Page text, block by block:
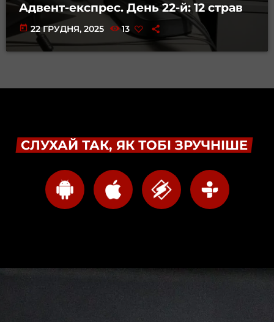
Адвент-експрес. День 22-й: 12 страв
today 22 ГРУДНЯ, 2025 13
СЛУХАЙ ТАК, ЯК ТОБІ ЗРУЧНІШЕ